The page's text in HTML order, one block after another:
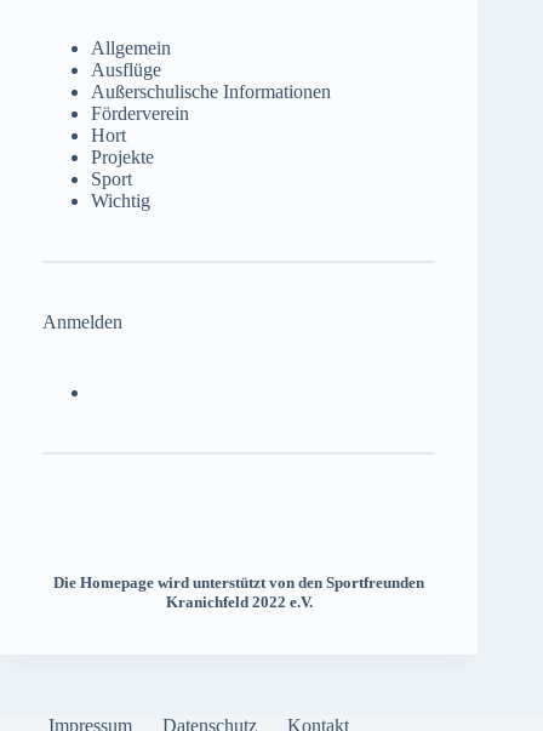
Allgemein
Ausflüge
Außerschulische Informationen
Förderverein
Hort
Projekte
Sport
Wichtig
Anmelden
Die Homepage wird unterstützt von den Sportfreunden
Kranichfeld 2022 e.V.
Impressum Datenschutz Kontakt